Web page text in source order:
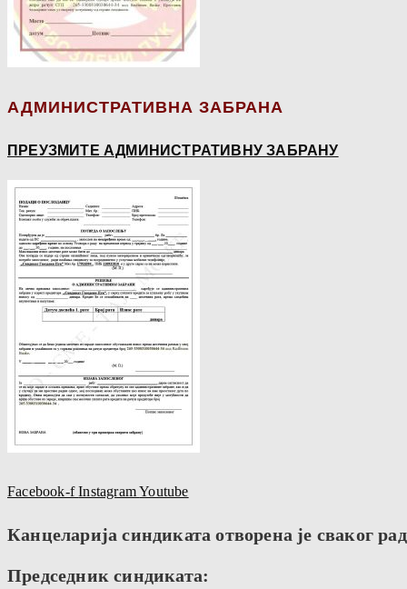
АДМИНИСТРАТИВНА ЗАБРАНА
ПРЕУЗМИТЕ АДМИНИСТРАТИВНУ ЗАБРАНУ
Facebook-f InstagramYoutube
Канцеларија синдиката отворена је сваког
Председник синдиката: